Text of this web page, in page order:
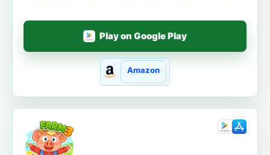
Play on Google Play
Amazon